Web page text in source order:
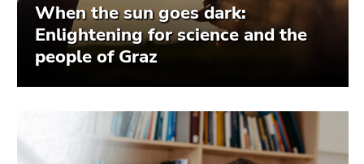
When the sun goes dark:
Enlightening for science and the
people of Graz